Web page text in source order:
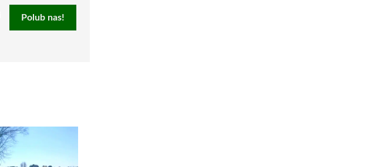
Polub nas!